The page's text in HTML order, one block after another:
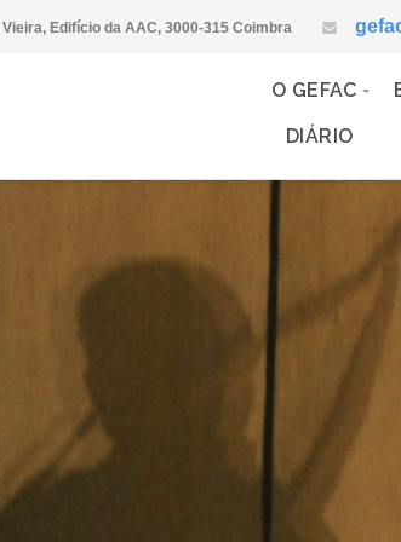
Edifício da AAC, 3000-315 Coimbra
O GEFAC
DIÁRIO